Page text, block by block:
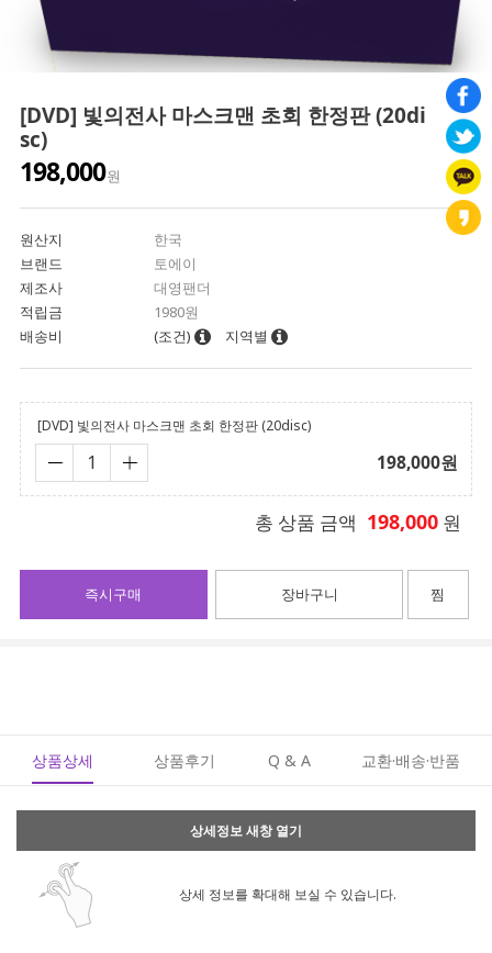
[DVD] 빛의전사 마스크맨 초회 한정판 (20di
sc)
198,000원
원산지
한국
브랜드
토에이
제조사
대영팬더
적립금
1980원
배송비
(조건) 지역별
[DVD] 빛의전사 마스크맨 초회 한정판 (20disc)
198,000원
총 상품 금액 198,000 원
장바구니
즉시구매 찜
상품상세 상품후기 Q & A 교환·배송·반품
상세정보 새창 열기
상세 정보를 확대해 보실 수 있습니다.